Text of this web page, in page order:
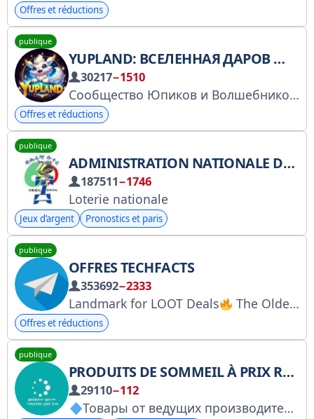
Offres et réductions
publique
YUPLAND: ВСЕЛЕННАЯ ДАРОВ
30217−1510
Сообщество Юпиков и Волшебников, изучающих миры ИИ
Offres et réductions
publique
ADMINISTRATION NATIONALE DE LA LOTERIE
187511−1746
Loterie nationale
Jeux d’argent Pronostics et paris
publique
OFFRES TECHFACTS
353692−2333
Landmark for LOOT Deals The Oldest & Fastest Deals Channel Saves Your Lakhs of amount
Offres et réductions
publique
PRODUITS DE SOMMEIL À PRIX RÉDUIT
29110−112
Товары от ведущих производителей.